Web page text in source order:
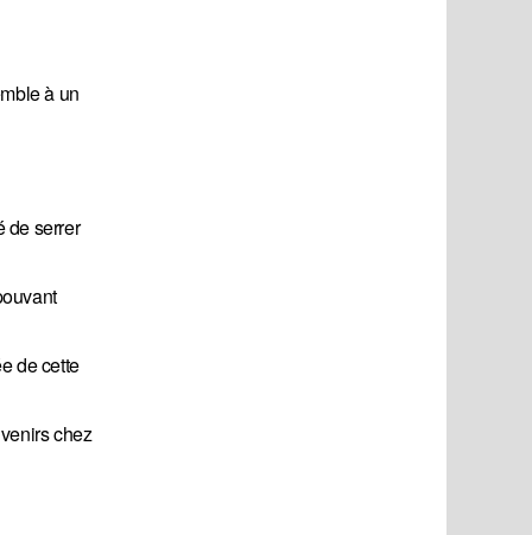
à un
de serrer
de cette
chez